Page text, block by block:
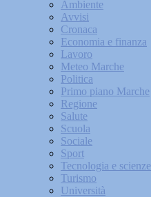
Ambiente
Avvisi
Cronaca
Economia e finanza
Lavoro
Meteo Marche
Politica
Primo piano Marche
Regione
Salute
Scuola
Sociale
Sport
Tecnologia e scienze
Turismo
Università